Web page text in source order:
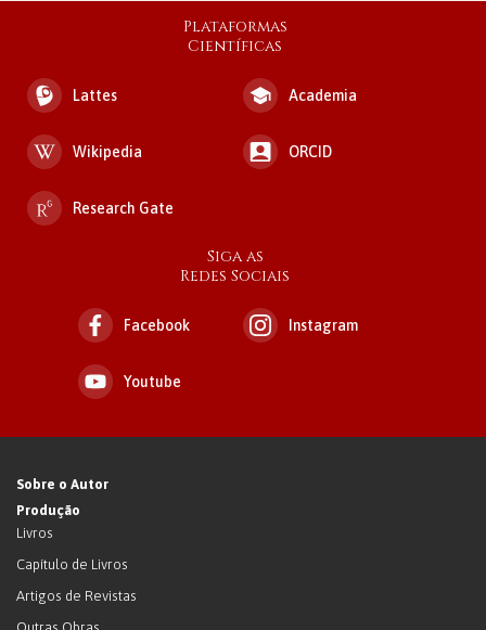
Plataformas
Científicas
Lattes Academia
Wikipedia ORCID
Research Gate
Siga as
Redes Sociais
Facebook Instagram
Youtube
Sobre o Autor
Produção
Livros
Capítulo de Livros
Artigos de Revistas